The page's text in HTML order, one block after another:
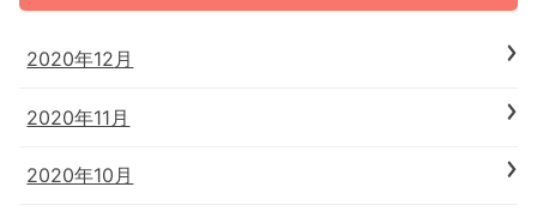
2020年12月
2020年11月
2020年10月